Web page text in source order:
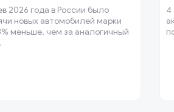
2026 года в России было
новых автомобилей марки
меньше, чем за аналогичный
4